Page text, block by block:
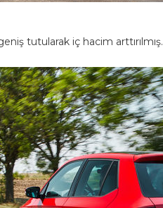
tutularak iç hacim arttırılmış.